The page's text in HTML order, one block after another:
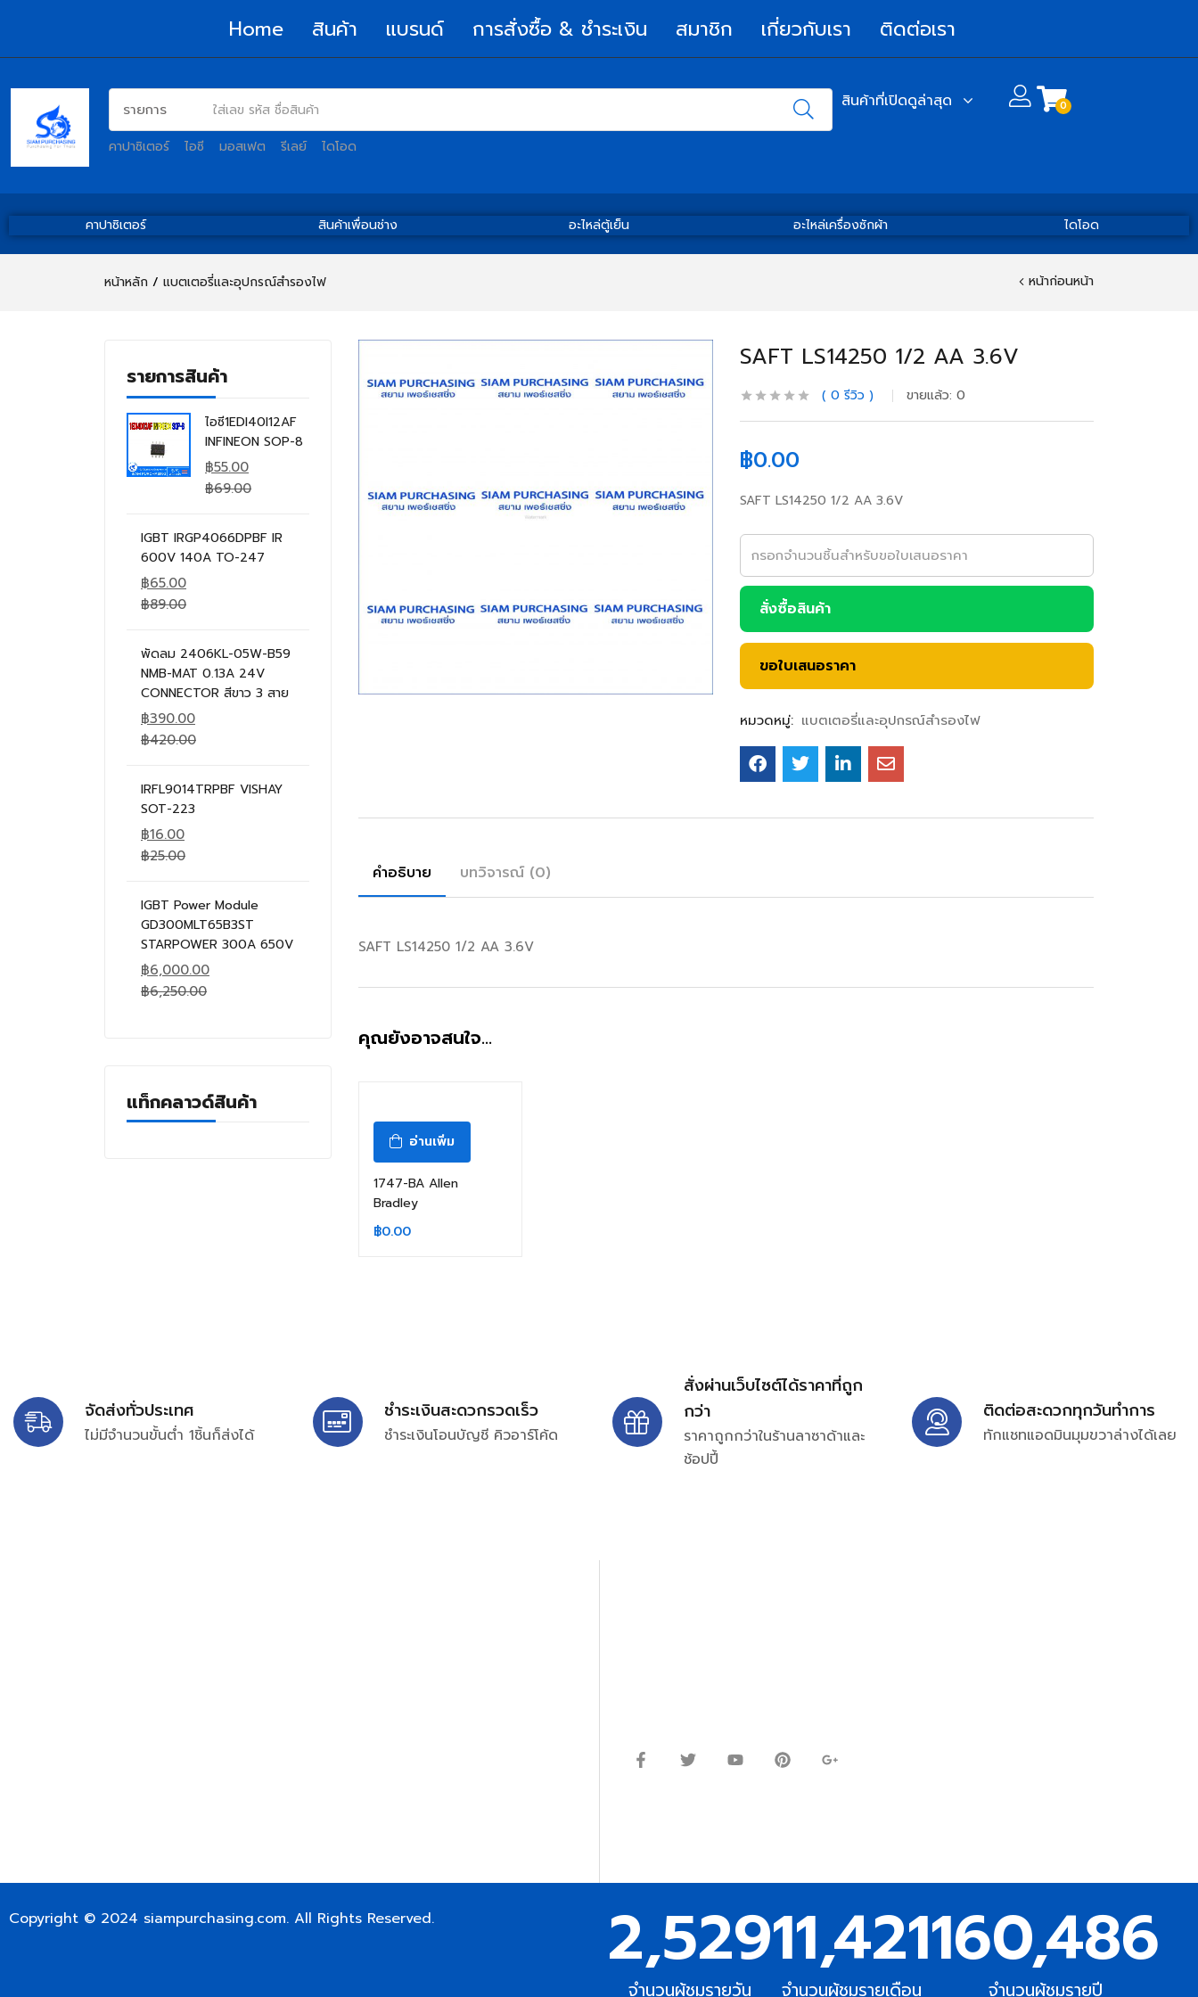
Home สินค้า แบรนด์ การสั่งซื้อ & ชำระเงิน สมาชิก เกี่ยวกับเรา ติดต่อเรา
คาปาซิเตอร์ ไอซี มอสเฟต รีเลย์ ไดโอด
สินค้าที่เปิดดูล่าสุด 0
คาปาซิเตอร์ สินค้าเพื่อนช่าง อะไหล่ตู้เย็น อะไหล่เครื่องซักผ้า ไดโอด
หน้าหลัก แบตเตอรี่และอุปกรณ์สำรองไฟ หน้าก่อนหน้า
รายการสินค้า
ไอซี1EDI40I12AF
INFINEON SOP-8
฿55.00
฿69.00
IGBT IRGP4066DPBF IR
600V 140A TO-247
฿65.00
฿89.00
พัดลม 2406KL-05W-B59
NMB-MAT 0.13A 24V
CONNECTOR สีขาว 3 สาย
฿390.00
฿420.00
IRFL9014TRPBF VISHAY
SOT-223
฿16.00
฿25.00
IGBT Power Module
GD300MLT65B3ST
STARPOWER 300A 650V
฿6,000.00
฿6,250.00
แท็กคลาวด์สินค้า
SAFT LS14250 1/2 AA 3.6V
0 รีวิว ขายแล้ว: 0
฿0.00
SAFT LS14250 1/2 AA 3.6V
สั่งซื้อสินค้า
ขอใบเสนอราคา
หมวดหมู่: แบตเตอรี่และอุปกรณ์สำรองไฟ
คำอธิบาย บทวิจารณ์ (0)
SAFT LS14250 1/2 AA 3.6V
คุณยังอาจสนใจ…
อ่านเพิ่ม
1747-BA Allen
Bradley
฿0.00
จัดส่งทั่วประเทศ
ไม่มีจำนวนขั้นต่ำ 1ชิ้นก็ส่งได้
ชำระเงินสะดวกรวดเร็ว
ชำระเงินโอนบัญชี คิวอาร์โค้ด
สั่งผ่านเว็บไซต์ได้ราคาที่ถูก
กว่า
ราคาถูกกว่าในร้านลาซาด้าและ
ช้อปปี้
ติดต่อสะดวกทุกวันทำการ
ทักแชทแอดมินมุมขวาล่างได้เลย
Copyright © 2024 siampurchasing.com. All Rights Reserved.
จำนวนผู้ชมรายวัน
2,529
จำนวนผู้ชมรายเดือน
11,421
จำนวนผู้ชมรายปี
160,486